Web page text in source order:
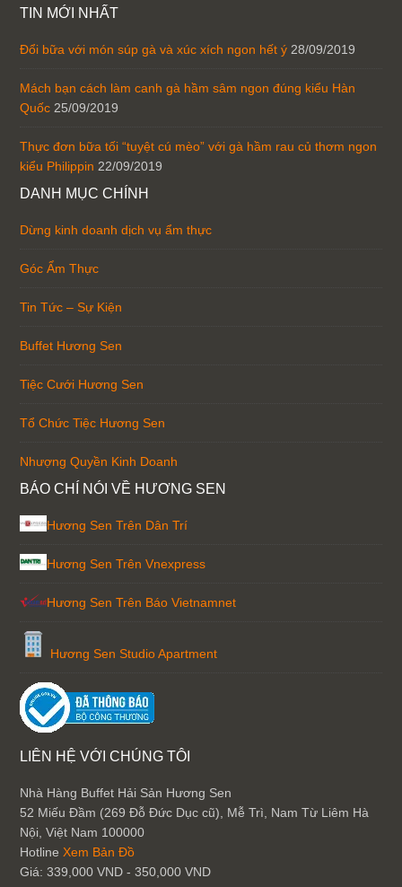
TIN MỚI NHẤT
Đổi bữa với món súp gà và xúc xích ngon hết ý 28/09/2019
Mách bạn cách làm canh gà hầm sâm ngon đúng kiểu Hàn
Quốc 25/09/2019
Thực đơn bữa tối “tuyệt cú mèo” với gà hầm rau củ thơm ngon
kiểu Philippin 22/09/2019
DANH MỤC CHÍNH
Dừng kinh doanh dịch vụ ẩm thực
Góc Ẩm Thực
Tin Tức – Sự Kiện
Buffet Hương Sen
Tiệc Cưới Hương Sen
Tổ Chức Tiệc Hương Sen
Nhượng Quyền Kinh Doanh
BÁO CHÍ NÓI VỀ HƯƠNG SEN
Hương Sen Trên Dân Trí
Hương Sen Trên Vnexpress
Hương Sen Trên Báo Vietnamnet
Hương Sen Studio Apartment
LIÊN HỆ VỚI CHÚNG TÔI
Nhà Hàng Buffet Hải Sản Hương Sen
52 Miếu Đầm (269 Đỗ Đức Dục cũ), Mễ Trì, Nam Từ Liêm Hà
Nội ,Việt Nam 100000
Hotline Xem Bản Đồ
Giá:339,000 VND - 350,000 VND